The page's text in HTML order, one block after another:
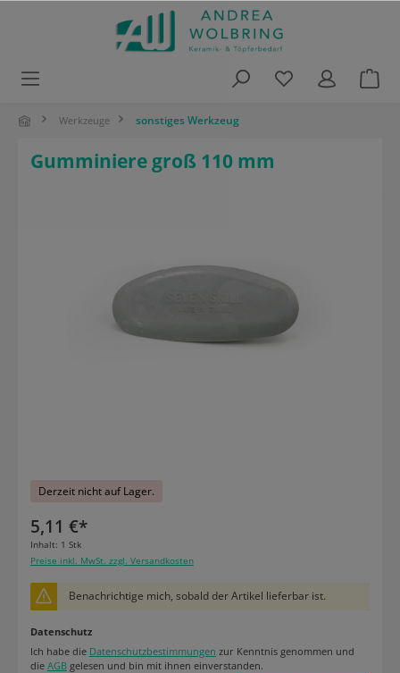
Werkzeuge sonstiges Werkzeug
Gumminiere groß 110 mm
Derzeit nicht auf Lager.
5,11 €*
Inhalt: 1 Stk
Preise inkl. MwSt. zzgl. Versandkosten
Benachrichtige mich, sobald der Artikel lieferbar ist.
Datenschutz
Ich habe die Datenschutzbestimmungen zur Kenntnis genommen und
die AGBgelesen und bin mit ihnen einverstanden.